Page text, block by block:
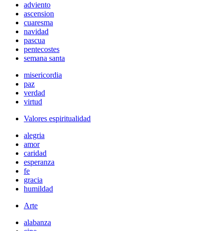
adviento
ascension
cuaresma
navidad
pascua
pentecostes
semana santa
misericordia
paz
verdad
virtud
Valores espiritualidad
alegria
amor
caridad
esperanza
fe
gracia
humildad
Arte
alabanza